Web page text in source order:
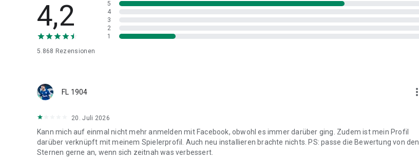
4,2
5.868 Rezensionen
5
4
3
2
1
FL 1904 more_vert
20. Juli 2026
Kann mich auf einmal nicht mehr anmelden mit Facebook, obwohl es immer darüber ging. Zudem ist mein Profil
darüber verknüpft mit meinem Spielerprofil. Auch neu installieren brachte nichts. PS: passe die Bewertung von den
Sternen gerne an, wenn sich zeitnah was verbessert.